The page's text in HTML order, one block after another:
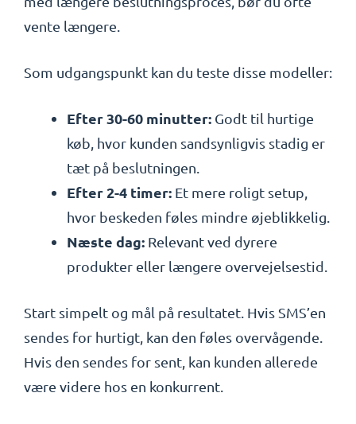
vente længere.
Som udgangspunkt kan du teste disse modeller:
Efter 30-60 minutter: Godt til hurtige
køb, hvor kunden sandsynligvis stadig er
tæt på beslutningen.
Efter 2-4 timer: Et mere roligt setup,
hvor beskeden føles mindre øjeblikkelig.
Næste dag: Relevant ved dyrere
produkter eller længere overvejelsestid.
Start simpelt og mål på resultatet. Hvis SMS’en
sendes for hurtigt, kan den føles overvågende.
Hvis den sendes for sent, kan kunden allerede
være videre hos en konkurrent.